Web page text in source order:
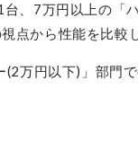
、7万円以上の「
点から性能を比較
万円以下)」部門